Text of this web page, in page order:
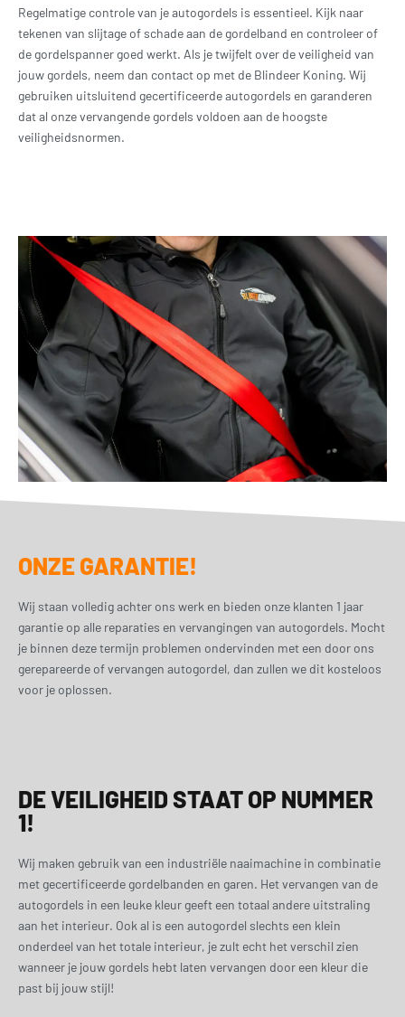
Regelmatige controle van je autogordels is essentieel. Kijk naar
tekenen van slijtage of schade aan de gordelband en controleer of
de gordelspanner goed werkt. Als je twijfelt over de veiligheid van
jouw gordels, neem dan contact op met de Blindeer Koning. Wij
gebruiken uitsluitend gecertificeerde autogordels en garanderen
dat al onze vervangende gordels voldoen aan de hoogste
veiligheidsnormen.
ONZE GARANTIE!
Wij staan volledig achter ons werk en bieden onze klanten 1 jaar
garantie op alle reparaties en vervangingen van autogordels. Mocht
je binnen deze termijn problemen ondervinden met een door ons
gerepareerde of vervangen autogordel, dan zullen we dit kosteloos
voor je oplossen.
DE VEILIGHEID STAAT OP NUMMER
1!
Wij maken gebruik van een industriële naaimachine in combinatie
met gecertificeerde gordelbanden en garen. Het vervangen van de
autogordels in een leuke kleur geeft een totaal andere uitstraling
aan het interieur. Ook al is een autogordel slechts een klein
onderdeel van het totale interieur, je zult echt het verschil zien
wanneer je jouw gordels hebt laten vervangen door een kleur die
past bij jouw stijl!